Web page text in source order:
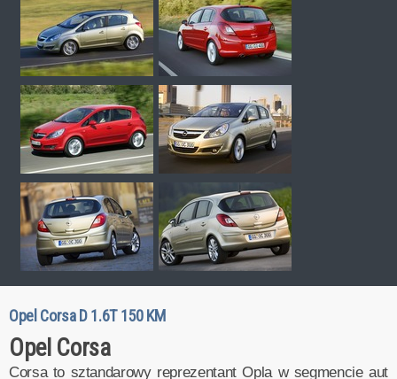
Opel Corsa D 1.6T 150 KM
Opel Corsa
Corsa to sztandarowy reprezentant Opla w segmencie aut